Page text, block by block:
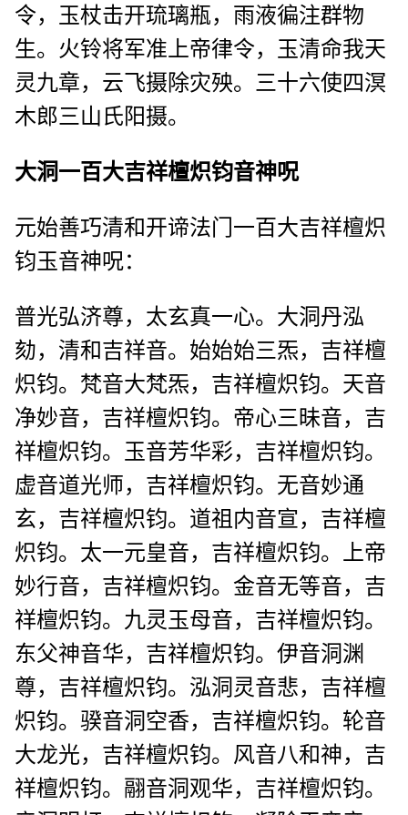
令，玉杖击开琉璃瓶，雨液徧注群物
生。火铃将军准上帝律令，玉清命我天
灵九章，云飞摄除灾殃。三十六使四溟
木郎三山氏阳摄。
大洞一百大吉祥檀炽钧音神呪
元始善巧清和开谛法门一百大吉祥檀炽
钧玉音神呪：
普光弘济尊，太玄真一心。大洞丹泓
劾，清和吉祥音。始始始三炁，吉祥檀
炽钧。梵音大梵炁，吉祥檀炽钧。天音
净妙音，吉祥檀炽钧。帝心三昧音，吉
祥檀炽钧。玉音芳华彩，吉祥檀炽钧。
虚音道光师，吉祥檀炽钧。无音妙通
玄，吉祥檀炽钧。道祖内音宣，吉祥檀
炽钧。太一元皇音，吉祥檀炽钧。上帝
妙行音，吉祥檀炽钧。金音无等音，吉
祥檀炽钧。九灵玉母音，吉祥檀炽钧。
东父神音华，吉祥檀炽钧。伊音洞渊
尊，吉祥檀炽钧。泓洞灵音悲，吉祥檀
炽钧。骙音洞空香，吉祥檀炽钧。轮音
大龙光，吉祥檀炽钧。风音八和神，吉
祥檀炽钧。翮音洞观华，吉祥檀炽钧。